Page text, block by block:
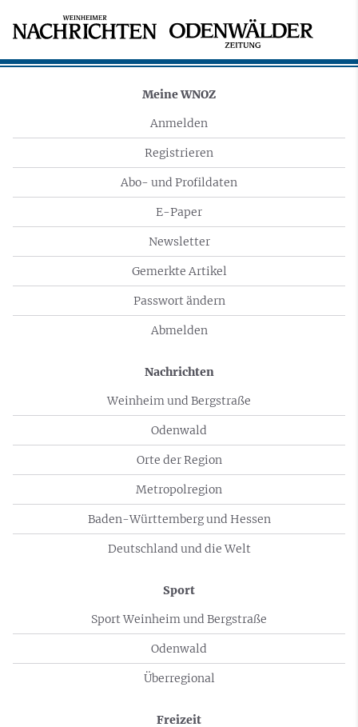
Meine WNOZ
Anmelden
Registrieren
Abo- und Profildaten
E-Paper
Newsletter
Gemerkte Artikel
Passwort ändern
Abmelden
Nachrichten
Weinheim und Bergstraße
Odenwald
Orte der Region
Metropolregion
Baden-Württemberg und Hessen
Deutschland und die Welt
Sport
Sport Weinheim und Bergstraße
Odenwald
Überregional
Freizeit